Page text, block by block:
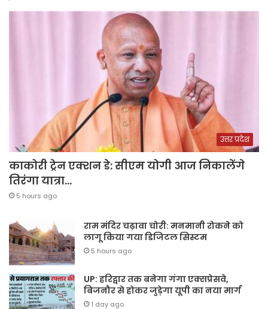
उत्तर प्रदेश
काकोरी ट्रेन एक्शन डे: सीएम योगी आज निकालेंगे
तिरंगा यात्रा…
5 hours ago
राम मंदिर चढ़ावा चोरी: मनमानी रोकने को
लागू किया गया डिजिटल सिस्टम
5 hours ago
UP: हरिद्वार तक बनेगा गंगा एक्सप्रेसवे,
बिजनौर से होकर जुड़ेगा यूपी का नया मार्ग
1 day ago